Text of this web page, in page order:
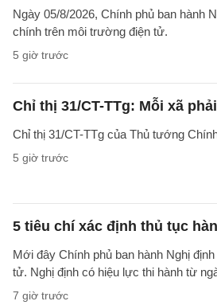
Ngày 05/8/2026, Chính phủ ban hành
chính trên môi trường điện tử.
5 giờ trước
Chỉ thị 31/CT-TTg: Mỗi xã
Chỉ thị 31/CT-TTg của Thủ tướng
5 giờ trước
5 tiêu chí xác định thủ tục
Mới đây Chính phủ ban hành Nghị
tử. Nghị định có hiệu lực thi hành từ
7 giờ trước